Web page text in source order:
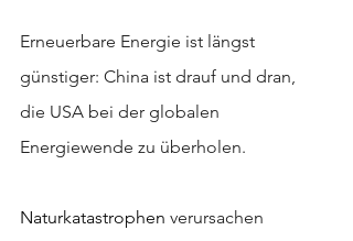
Erneuerbare Energie ist längst
günstiger: China ist drauf und dran,
die USA bei der globalen
Energiewende zu überholen.
Naturkatastrophen verursachen